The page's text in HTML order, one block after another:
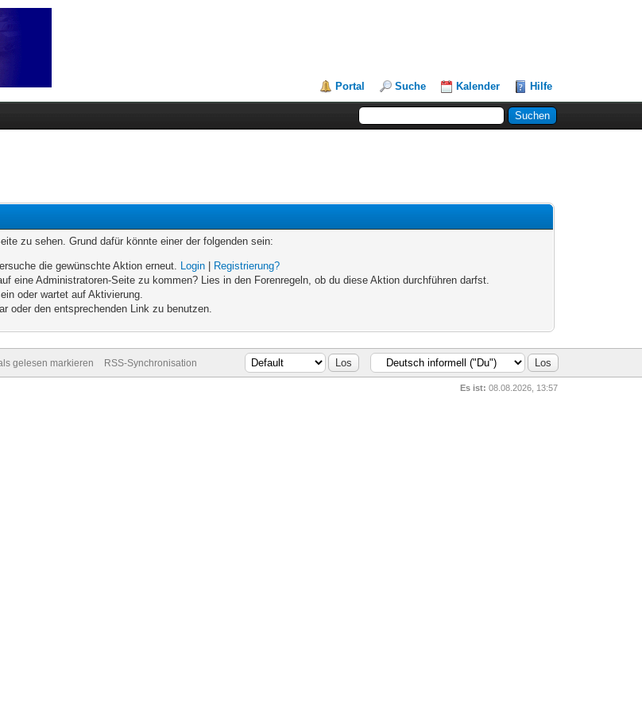
Portal Suche Kalender Hilfe
zu sehen. Grund dafür könnte einer der folgenden sein:
die gewünschte Aktion erneut. Login
Registrierung?
eine Administratoren-Seite zu kommen? Lies in den Forenregeln, ob du diese Aktion durchführen darfst.
oder wartet auf Aktivierung.
oder den entsprechenden Link zu benutzen.
gelesen markieren RSS-Synchronisation
Es ist: 08.08.2026, 13:57